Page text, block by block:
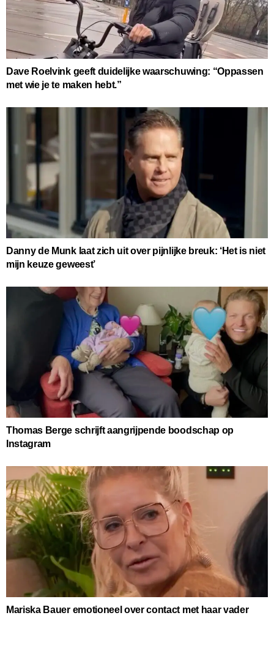
Dave Roelvink geeft duidelijke waarschuwing: “Oppassen
met wie je te maken hebt.”
Danny de Munk laat zich uit over pijnlijke breuk: ‘Het is niet
mijn keuze geweest’
Thomas Berge schrijft aangrijpende boodschap op
Instagram
Mariska Bauer emotioneel over contact met haar vader